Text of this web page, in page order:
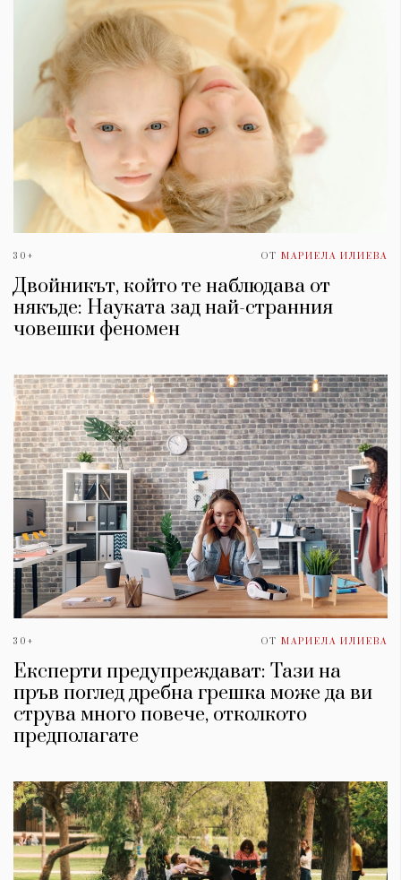
30+ ОТ МАРИЕЛА ИЛИЕВА
Двойникът, който те наблюдава от
някъде: Науката зад най-странния
човешки феномен
30+ ОТ МАРИЕЛА ИЛИЕВА
Експерти предупреждават: Тази на
пръв поглед дребна грешка може да ви
струва много повече, отколкото
предполагате